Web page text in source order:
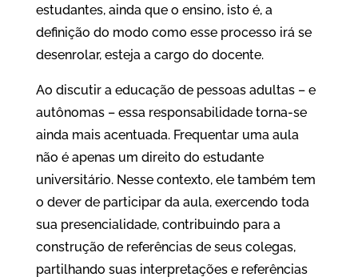
estudantes, ainda que o ensino, isto é, a
definição do modo como esse processo irá se
desenrolar, esteja a cargo do docente.
Ao discutir a educação de pessoas adultas – e
autônomas – essa responsabilidade torna-se
ainda mais acentuada. Frequentar uma aula
não é apenas um direito do estudante
universitário. Nesse contexto, ele também tem
o dever de participar da aula, exercendo toda
sua presencialidade, contribuindo para a
construção de referências de seus colegas,
partilhando suas interpretações e referências